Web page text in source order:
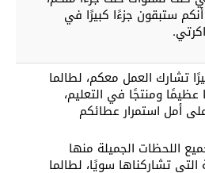
ستبقون جزءًا كبيرًا في
تشارك العمل معكم، لطالما
عظيمًا ومنتجًا في التعليم،
أمل استمرار عطائكم
اللحظات الجميلة منها
التي تشاركناها سويًا، لطالما